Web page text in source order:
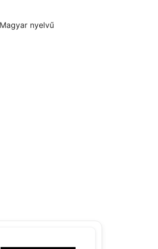
nyelvű